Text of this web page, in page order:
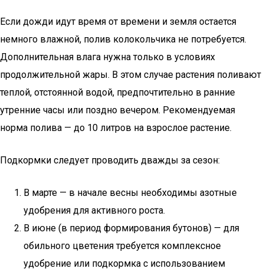
Если дожди идут время от времени и земля остается
немного влажной, полив колокольчика не потребуется.
Дополнительная влага нужна только в условиях
продолжительной жары. В этом случае растения поливают
теплой, отстоянной водой, предпочтительно в ранние
утренние часы или поздно вечером. Рекомендуемая
норма полива — до 10 литров на взрослое растение.
Подкормки следует проводить дважды за сезон:
В марте — в начале весны необходимы азотные
удобрения для активного роста.
В июне (в период формирования бутонов) — для
обильного цветения требуется комплексное
удобрение или подкормка с использованием